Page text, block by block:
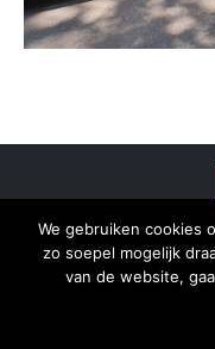
© 2025 -
We gebruiken cookies
zo soepel mogelijk
van de website,